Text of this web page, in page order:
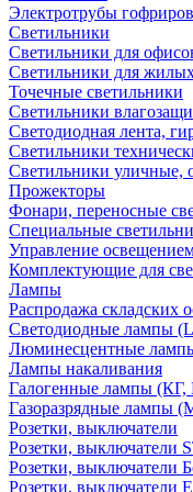
Электротрубы
Светильники
Светильники для
Светильники для
Точечные светильники
Светильники
Светодиодная лента,
Светильники
Светильники уличные,
Прожекторы
Фонари, переносные
Специальные
Управление
Комплектующие для
Лампы
Распродажа складских
Светодиодные лампы
Люминесцентные
Лампы накаливания
Галогенные лампы
Газоразрядные
Розетки, выключатели
Розетки, выключатели
Розетки, выключатели
Розетки, выключатели